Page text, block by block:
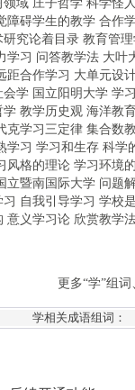
习和生存 科学的课程理
理论 学习环境的营造 学习条
国际大学 问题解决教学 自我
引导学习 学校是一种中产阶
论 欣赏教学法
更多“学”组词、组成语 >>
学相关成语组词：
通功能...